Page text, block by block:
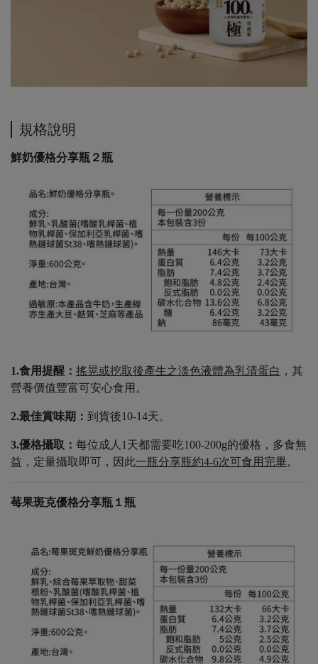
規格說明
鮮奶優格分享瓶２瓶
1.食用提醒： 搖晃或挖取後產生之淡色液體為乳清蛋白 ，其
營養價值豐富可安心食用。
2.最佳賞味期： 到貨後10-14天。
3.優格攝取： 每位成人1天都需要吃100-200g的優格，多食無
益，定量攝取即可，因此一瓶分享瓶約4-6次可食用完畢。
莓果斑克優格分享瓶１瓶